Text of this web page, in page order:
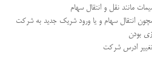
مانند نقل و انتقال سهام
انتقال سهام و یا ورود شریک جدید به شرکت
بودن
ادرس شرکت